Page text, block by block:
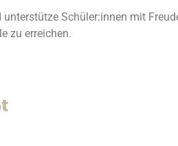
unterstütze Schüler:innen mit
zu erreichen.